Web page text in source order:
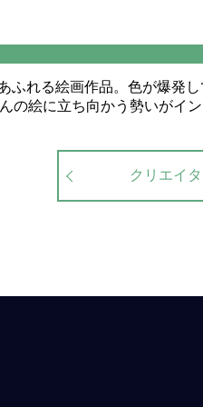
れる絵画作品。色が爆発
の絵に立ち向かう勢いが
クリエイ